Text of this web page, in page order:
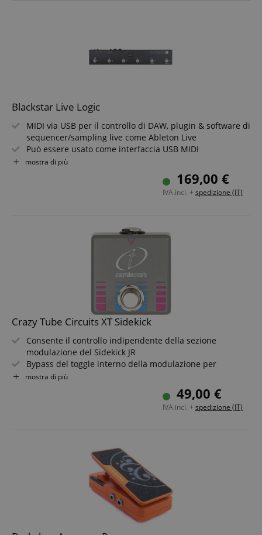
Blackstar Live Logic
MIDI via USB per il controllo di DAW, plugin & software di
sequencer/sampling live come Ableton Live
Può essere usato come interfaccia USB MIDI
2 ingressi per pedali di espressione per il controllo in
Controllo di Program Change, Control Change, segnali
Robusto chassis in metallo, alimentazione a batteria
mostra di più
169,00 €
IVA.incl. + spedizione (IT)
Crazy Tube Circuits XT Sidekick
Consente il controllo indipendente della sezione
modulazione del Sidekick JR
Bypass del toggle interno della modulazione per
combinazioni di effetti più flessibili
Funzionamento passivo - non richiede alimentazione
Collegamento tramite cavo TS standard
Non influisce sui preset di accensione del pedale
mostra di più
49,00 €
IVA.incl. + spedizione (IT)